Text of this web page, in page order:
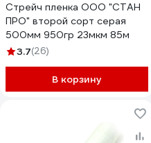
Стрейч пленка ООО "СТАН
ПРО" второй сорт серая
500мм 950гр 23мкм 85м
3.7(26)
В корзину